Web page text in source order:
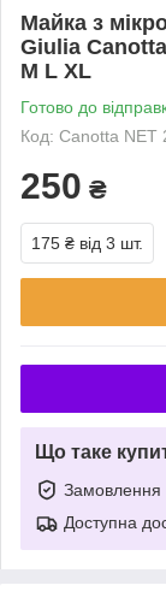
Майка з
Giulia
M L XL
Готово до
Код: Canotta NET
250 ₴
175 ₴ від 3 шт.
Що таке
Замовлення
Доступна